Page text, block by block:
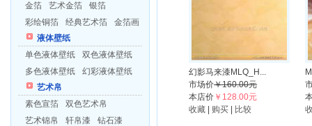
金箔
艺术金箔
银箔
彩绘铜箔
经典艺术箔
金箔画
液体壁纸
单色液体壁纸
双色液体壁纸
多色液体壁纸
幻彩液体壁纸
艺术帛
素色宣箔
双色艺术帛
艺术锦帛
轩帛漆
钻石漆
幻影马来漆MLQ_H...
市场价￥160.00元
本店价 ￥128.00元
收藏
购买 比较